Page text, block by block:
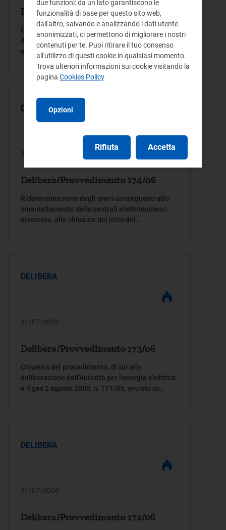
Delibera/Provvedimento 175/06
Chiusura del procedimento avviato con
deliberazione dell'Autorità per l'energia elettrica
e il gas 30 dicembre 2005, n. 301/05 per
l'esecuzione della decisione del Consiglio di
Stato, Sezione VI, 7 giugno 2005, n. 2927/05
DELIBERA
31/07/2006
Delibera/Provvedimento 174/06
Rideterminazione degli oneri conseguenti allo
smantellamento delle centrali elettronucleari
dismesse, alla chiusura del ciclo del
DELIBERA
31/07/2006
Delibera/Provvedimento 173/06
Chiusura del procedimento, di cui alla
deliberazione dell'Autorità per l'energia elettrica
e il gas 2 agosto 2005, n. 171/05, avviato su
DELIBERA
31/07/2006
Delibera/Provvedimento 172/06
due funzioni: da un lato garantiscono le
funzionalità di base per questo sito web,
dall'altro, salvando e analizzando i dati utente
anonimizzati, ci permettono di migliorare i nostri
contenuti per te. Puoi ritirare il tuo consenso
all'utilizzo di questi cookie in qualsiasi momento.
Trova ulteriori informazioni sui cookie visitando la
pagina Cookies Policy
Opzioni
Rifiuta Accetta